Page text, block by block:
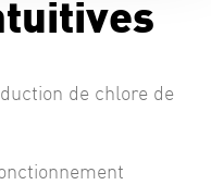
de chlore de